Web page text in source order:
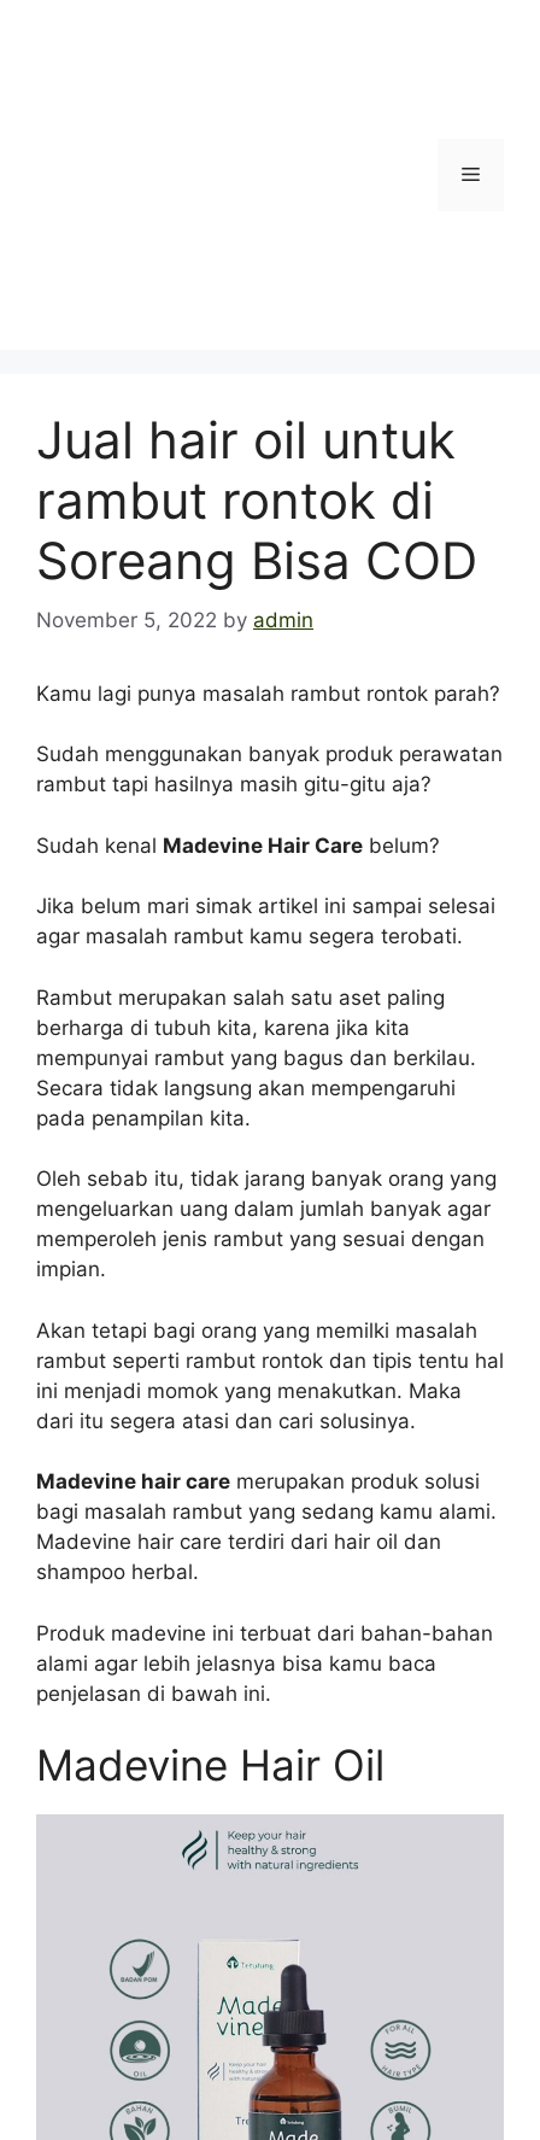
Menu
Jual hair oil untuk
rambut rontok di
Soreang Bisa COD
November 5, 2022 by admin
Kamu lagi punya masalah rambut rontok parah?
Sudah menggunakan banyak produk perawatan
rambut tapi hasilnya masih gitu-gitu aja?
Sudah kenal Madevine Hair Care belum?
Jika belum mari simak artikel ini sampai selesai
agar masalah rambut kamu segera terobati.
Rambut merupakan salah satu aset paling
berharga di tubuh kita, karena jika kita
mempunyai rambut yang bagus dan berkilau.
Secara tidak langsung akan mempengaruhi
pada penampilan kita.
Oleh sebab itu, tidak jarang banyak orang yang
mengeluarkan uang dalam jumlah banyak agar
memperoleh jenis rambut yang sesuai dengan
impian.
Akan tetapi bagi orang yang memilki masalah
rambut seperti rambut rontok dan tipis tentu hal
ini menjadi momok yang menakutkan. Maka
dari itu segera atasi dan cari solusinya.
Madevine hair care merupakan produk solusi
bagi masalah rambut yang sedang kamu alami.
Madevine hair care terdiri dari hair oil dan
shampoo herbal.
Produk madevine ini terbuat dari bahan-bahan
alami agar lebih jelasnya bisa kamu baca
penjelasan di bawah ini.
Madevine Hair Oil